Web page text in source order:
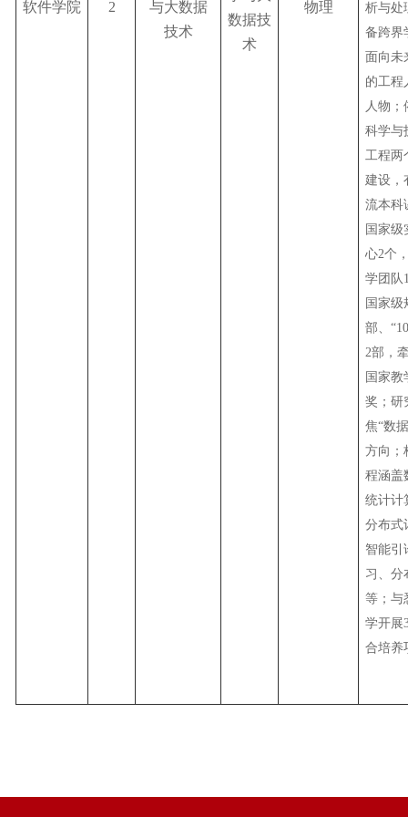
软件学院 2
与大数据
技术
数据技
术
物理
析与处
备跨界
面向未
的工程
人物；
科学与
工程两
建设，
流本科
国家级
心2个
学团队
国家级
部、
2部，
国家教
奖；研
焦“数
方向；
程涵盖
统计计
分布式
智能引
习、分
等；与
学开展
合培养